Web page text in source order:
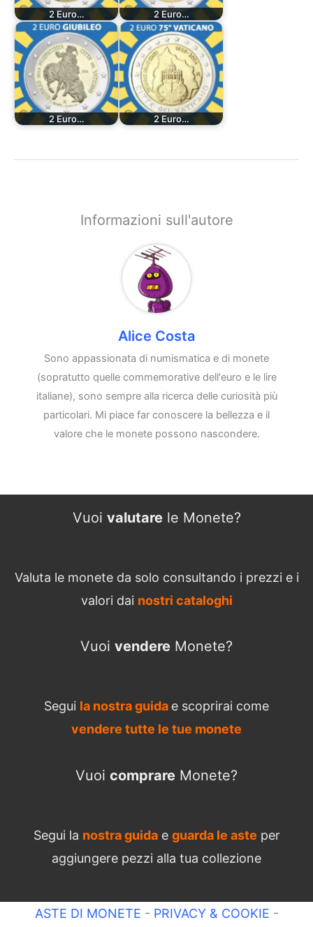
2 Euro… 2 Euro…
2 Euro… 2 Euro…
Informazioni sull'autore
Alice Costa
Sono appassionata di numismatica e di monete
(sopratutto quelle commemorative dell'euro e le lire
italiane), sono sempre alla ricerca delle curiosità più
particolari. Mi piace far conoscere la bellezza e il
valore che le monete possono nascondere.
Vuoi valutarele Monete?
Valuta le monete da solo consultando i prezzi e i
valori dai nostri cataloghi
Vuoi vendere Monete?
Segui la nostra guida e scoprirai come
vendere tutte le tue monete
Vuoi comprare Monete?
Segui la nostra guidae guarda le aste per
aggiungere pezzi alla tua collezione
ASTE DI MONETE - PRIVACY & COOKIE -